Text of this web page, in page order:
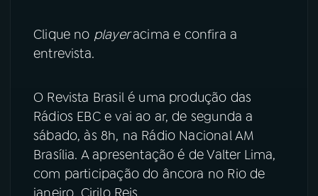
Instagram
TikTok
Clique no playeracima e confira a
entrevista.
O Revista Brasil é uma produção das
Rádios EBC e vai ao ar, de segunda a
sábado, às 8h, na Rádio Nacional AM
Brasília. A apresentação é de Valter Lima,
com participação do âncora no Rio de